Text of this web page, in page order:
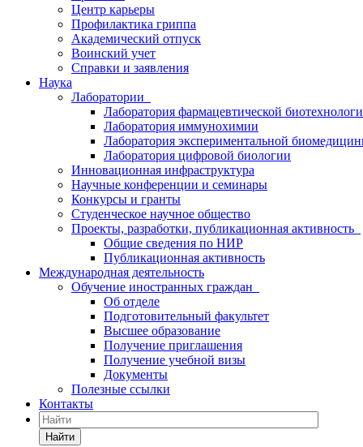
Центр карьеры
Профилактика гриппа
Академический отпуск
Воинский учет
Справки и заявления
Наука
Лаборатории
Лаборатория фармацевтической
Лаборатория иммунохимии
Лаборатория экспериментальной
Лаборатория цифровой биологии
Инновационная инфраструктура
Научные конференции и семинары
Конкурсы и гранты
Студенческое научное общество
Проекты, разработки, публикационная активность
Общие сведения по НИР
Публикационная активность
Международная деятельность
Обучение иностранных граждан
Об отделе
Подготовительный факультет
Высшее образование
Получение приглашения
Получение учебной визы
Документы
Полезные ссылки
Контакты
Найти